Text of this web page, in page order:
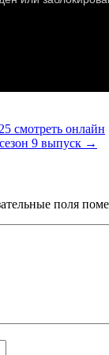
смотреть онлайн
9 выпуск →
поля